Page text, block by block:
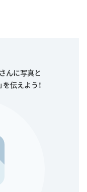
んに写真と
を伝えよう！